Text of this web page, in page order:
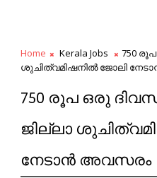
Home Kerala Jobs
750
ശുചിത്വമിഷനിൽ ജോലി
750 രൂപ ഒരു
ജില്ലാ
നേടാൻ അവസരം